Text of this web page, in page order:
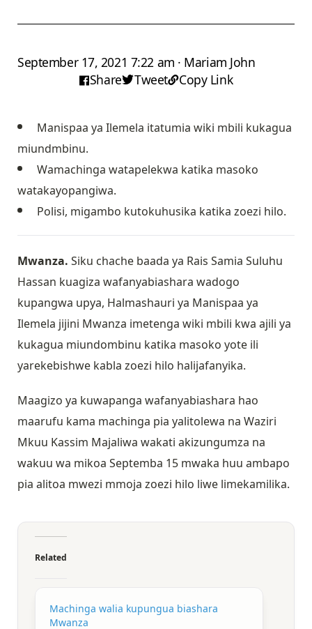
September 17, 2021 7:22 am · Mariam John
Share
Tweet Copy Link
Manispaa ya Ilemela itatumia wiki mbili kukagua
miundmbinu.
Wamachinga watapelekwa katika masoko
watakayopangiwa.
Polisi, migambo kutokuhusika katika zoezi hilo.
Mwanza. Siku chache baada ya Rais Samia Suluhu
Hassan kuagiza wafanyabiashara wadogo
kupangwa upya, Halmashauri ya Manispaa ya
Ilemela jijini Mwanza imetenga wiki mbili kwa ajili ya
kukagua miundombinu katika masoko yote ili
yarekebishwe kabla zoezi hilo halijafanyika.
Maagizo ya kuwapanga wafanyabiashara hao
maarufu kama machinga pia yalitolewa na Waziri
Mkuu Kassim Majaliwa wakati akizungumza na
wakuu wa mikoa Septemba 15 mwaka huu ambapo
pia alitoa mwezi mmoja zoezi hilo liwe limekamilika.
Related
Machinga walia kupungua biashara
Mwanza